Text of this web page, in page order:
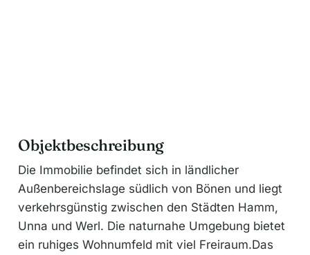
Objektbeschreibung
Die Immobilie befindet sich in ländlicher
Außenbereichslage südlich von Bönen und liegt
verkehrsgünstig zwischen den Städten Hamm,
Unna und Werl. Die naturnahe Umgebung bietet
ein ruhiges Wohnumfeld mit viel Freiraum.Das